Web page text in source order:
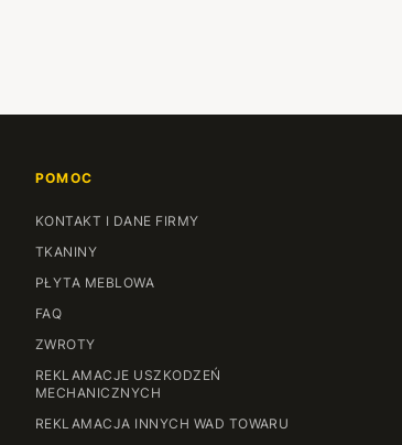
POMOC
KONTAKT I DANE FIRMY
TKANINY
PŁYTA MEBLOWA
FAQ
ZWROTY
REKLAMACJE USZKODZEŃ
MECHANICZNYCH
REKLAMACJA INNYCH WAD TOWARU